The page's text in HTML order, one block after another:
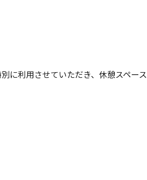
に利用させていただき、休憩スペー